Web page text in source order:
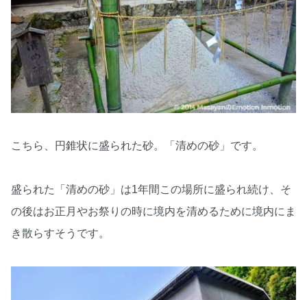
こちら、円錐状に盛られた砂。「清めの砂」です。
盛られた「清めの砂」は1年間この場所に盛られ続け、そ
の後はお正月やお祭りの時に境内を清めるために境内にま
き散らすそうです。